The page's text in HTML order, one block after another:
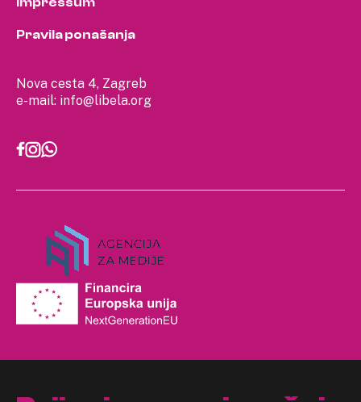
Nova cesta 4, Zagreb
e-mail: info@libela.org
Pravila ponašanja